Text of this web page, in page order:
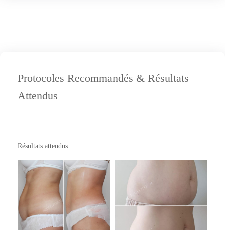
Protocoles Recommandés & Résultats
Attendus
Résultats attendus